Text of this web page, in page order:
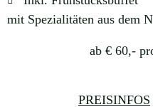
mit Spezialitäten aus dem
ab € 60,-
PREISINFOS